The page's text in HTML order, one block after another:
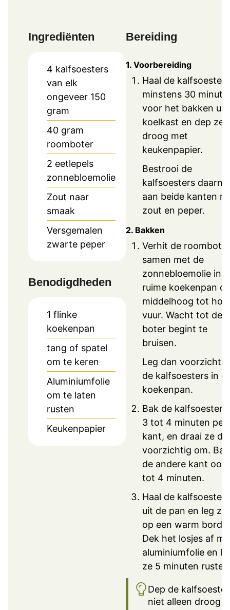
Ingrediënten
4 kalfsoesters
van elk
ongeveer 150
gram
40 gram
roomboter
2 eetlepels
zonnebloemolie
Zout naar
smaak
Versgemalen
zwarte peper
Benodigdheden
1 flinke
koekenpan
tang of spatel
om te keren
Aluminiumfolie
om te laten
rusten
Keukenpapier
Bereiding
1. Voorbereiding
Haal de kalfsoesters
minstens 30
voor het bakken uit
koelkast en dep ze
droog met
keukenpapier.
Bestrooi de
kalfsoesters daarna
aan beide kanten
zout en peper.
2. Bakken
Verhit de roomboter
samen met de
zonnebloemolie in
ruime koekenpan
middelhoog tot
vuur. Wacht tot de
boter begint te
bruisen.
Leg dan voorzichtig
de kalfsoesters in
koekenpan.
Bak de kalfsoesters
3 tot 4 minuten per
kant, en draai ze
voorzichtig om. Bak
de andere kant ook
tot 4 minuten.
Haal de kalfsoesters
uit de pan en leg ze
op een warm bord.
Dek het losjes af
aluminiumfolie en
ze 5 minuten
Dep de kalfsoester
niet alleen droog